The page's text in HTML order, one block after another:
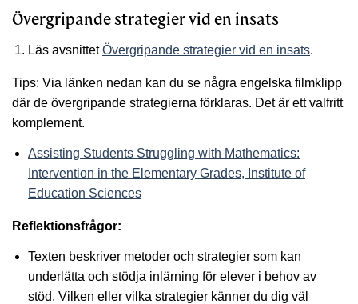
Övergripande strategier vid en insats
Läs avsnittetÖvergripande strategier vid en insats.
Tips: Via länken nedan kan du se några engelska filmklipp
där de övergripande strategierna förklaras. Det är ett valfritt
komplement.
Assisting Students Struggling with Mathematics:
Intervention in the Elementary Grades, Institute of
Education Sciences
Reflektionsfrågor:
Texten beskriver metoder och strategier som kan
underlätta och stödja inlärning för elever i behov av
stöd. Vilken eller vilka strategier känner du dig väl